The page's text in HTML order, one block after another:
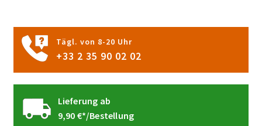
Tägl. von 8-20 Uhr
+33 2 35 90 02 02
Lieferung ab
9,90 €*/Bestellung